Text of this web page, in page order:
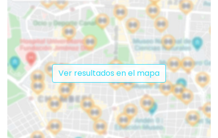
Ver resultados en el mapa